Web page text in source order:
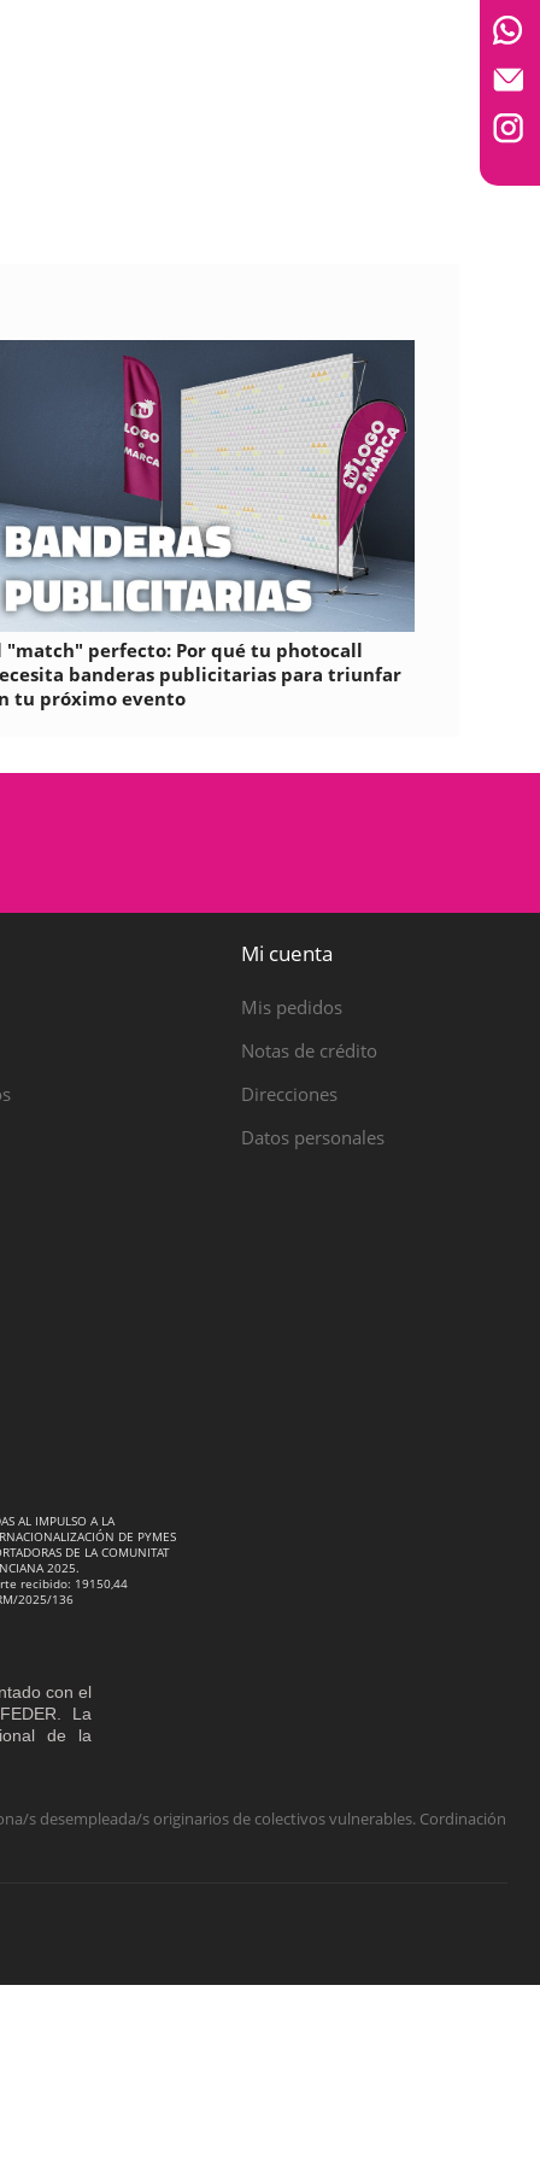
"match" perfecto: Por qué tu photocall
banderas publicitarias para triunfar
tu próximo evento
Mi cuenta
Mis pedidos
Notas de crédito
Direcciones
Datos personales
AL IMPULSO A LA
DE PYMES
DE LA COMUNITAT
2025.
recibido: 19150,44
2025/136
con el
La
de la
s desempleada/s originarios de colectivos vulnerables. Cordinación